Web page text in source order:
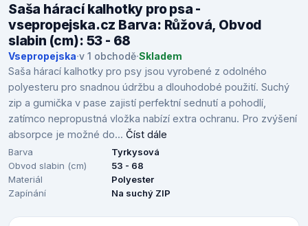
Saša hárací kalhotky pro psa -
vsepropejska.cz Barva: Růžová, Obvod
slabin (cm): 53 - 68
Vsepropejska·v 1 obchodě·Skladem
Saša hárací kalhotky pro psy jsou vyrobené z odolného
polyesteru pro snadnou údržbu a dlouhodobé použití. Suchý
zip a gumička v pase zajistí perfektní sednutí a pohodlí,
zatímco nepropustná vložka nabízí extra ochranu. Pro zvýšení
absorpce je možné do... Číst dále
Barva
Tyrkysová
Obvod slabin (cm)
53 - 68
Materiál
Polyester
Zapínání
Na suchý ZIP